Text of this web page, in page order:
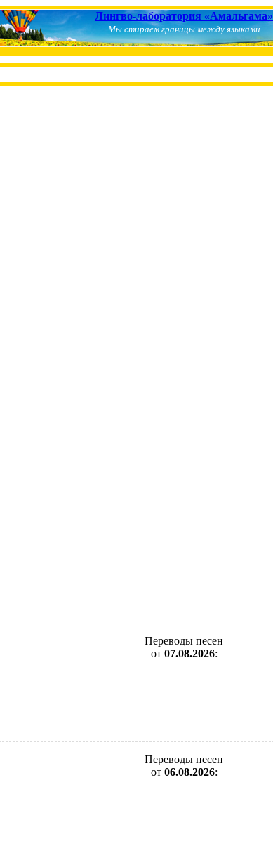
Лингво-лаборатория «Амальгама»
Мы стираем границы между языками
Переводы песен
от 07.08.2026:
Переводы песен
от 06.08.2026: